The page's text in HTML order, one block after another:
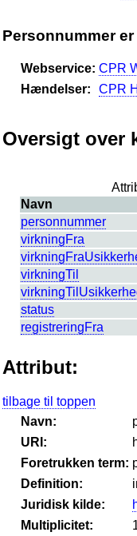
Personnummer
Webservice: CPR
Hændelser:
CPR
Oversigt over
Navn
personnummer
virkningFra
virkningTil
status
registreringFra
Attribut:
tilbage til toppen
Navn:
URI:
Foretrukken term:
Definition:
Juridisk kilde:
Multiplicitet: